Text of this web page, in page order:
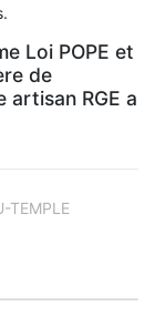
Loi POPE et
de
artisan RGE a
TEMPLE